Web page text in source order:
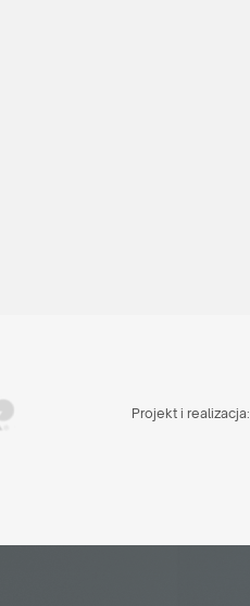
Projekt i realizacja: